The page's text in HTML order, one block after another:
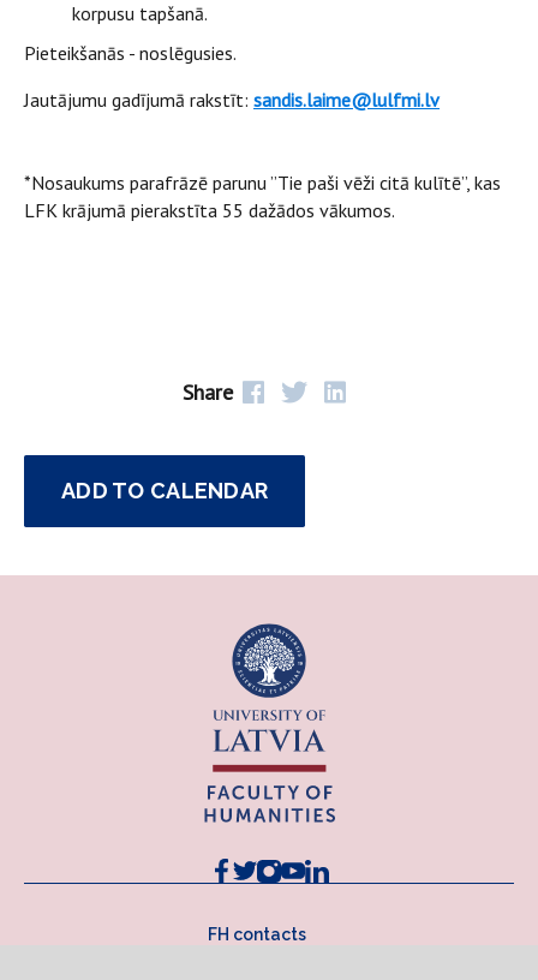
korpusu tapšanā.
Pieteikšanās - noslēgusies.
Jautājumu gadījumā rakstīt: sandis.laime@lulfmi.lv
*Nosaukums parafrāzē parunu ”Tie paši vēži citā kulītē”, kas
LFK krājumā pierakstīta 55 dažādos vākumos.
Share
ADD TO CALENDAR
FH contacts